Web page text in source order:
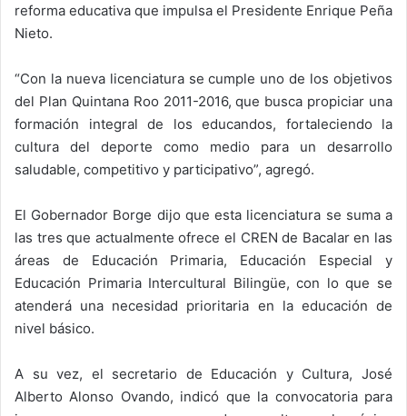
reforma educativa que impulsa el Presidente Enrique Peña
Nieto.
“Con la nueva licenciatura se cumple uno de los objetivos
del Plan Quintana Roo 2011-2016, que busca propiciar una
formación integral de los educandos, fortaleciendo la
cultura del deporte como medio para un desarrollo
saludable, competitivo y participativo”, agregó.
El Gobernador Borge dijo que esta licenciatura se suma a
las tres que actualmente ofrece el CREN de Bacalar en las
áreas de Educación Primaria, Educación Especial y
Educación Primaria Intercultural Bilingüe, con lo que se
atenderá una necesidad prioritaria en la educación de
nivel básico.
A su vez, el secretario de Educación y Cultura, José
Alberto Alonso Ovando, indicó que la convocatoria para